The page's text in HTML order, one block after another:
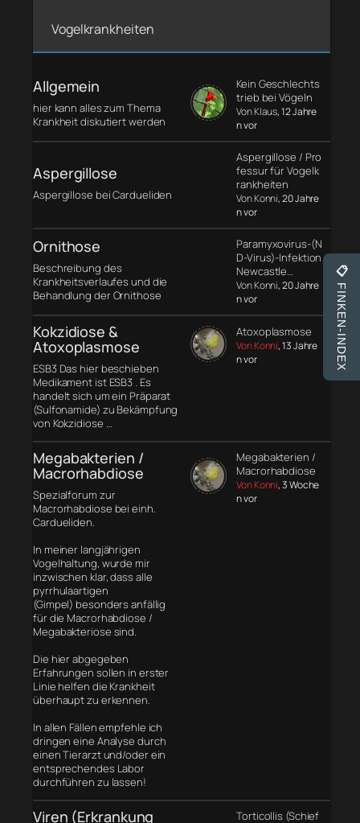
Vogelkrankheiten
Allgemein
hier kann alles zum Thema
Krankheit diskutiert werden
Kein Geschlechts
trieb bei Vögeln
Von Klaus, 12 Jahre
n vor
Aspergillose
Aspergillose bei Cardueliden
Aspergillose / Pro
fessur für Vogelk
rankheiten
Von Konni, 20 Jahre
n vor
Ornithose
Beschreibung des
Krankheitsverlaufes und die
Behandlung der Ornithose
Paramyxovirus-(N
D-Virus)-Infektion
Newcastle…
Von Konni, 20 Jahre
n vor
Kokzidiose &
Atoxoplasmose
ESB3 Das hier beschieben
Medikament ist ESB3 . Es
handelt sich um ein Präparat
(Sulfonamide) zu Bekämpfung
von Kokzidiose …
Atoxoplasmose
Von Konni, 13 Jahre
n vor
Megabakterien /
Macrorhabdiose
Spezialforum zur
Macrorhabdiose bei einh.
Cardueliden.
In meiner langjährigen
Vogelhaltung, wurde mir
inzwischen klar, dass alle
pyrrhulaartigen
(Gimpel) besonders anfällig
für die Macrorhabdiose /
Megabakteriose sind.
Die hier abgegeben
Erfahrungen sollen in erster
Linie helfen die Krankheit
überhaupt zu erkennen.
In allen Fällen empfehle ich
dringen eine Analyse durch
einen Tierarzt und/oder ein
entsprechendes Labor
durchführen zu lassen!
Megabakterien /
Macrorhabdiose
Von Konni, 3 Woche
n vor
Viren (Erkrankung
Torticollis (Schief
📋
FINKEN-INDEX